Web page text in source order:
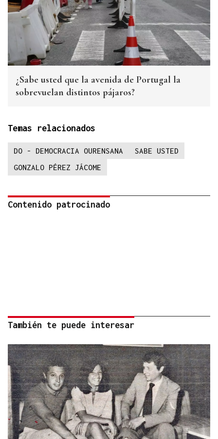
¿Sabe usted que la avenida de Portugal la
sobrevuelan distintos pájaros?
Temas relacionados
DO - DEMOCRACIA OURENSANA
SABE USTED
GONZALO PÉREZ JÁCOME
Contenido patrocinado
También te puede interesar